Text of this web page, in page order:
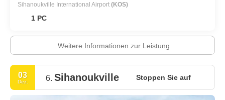
Sihanoukville International Airport (KOS)
1 PC
Weitere Informationen zur Leistung
03
Dez. 6. Sihanoukville Stoppen Sie auf